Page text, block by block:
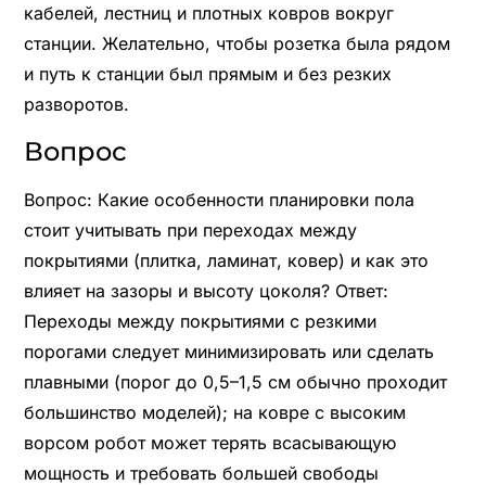
кабелей, лестниц и плотных ковров вокруг
станции. Желательно, чтобы розетка была рядом
и путь к станции был прямым и без резких
разворотов.
Вопрос
Вопрос: Какие особенности планировки пола
стоит учитывать при переходах между
покрытиями (плитка, ламинат, ковер) и как это
влияет на зазоры и высоту цоколя? Ответ:
Переходы между покрытиями с резкими
порогами следует минимизировать или сделать
плавными (порог до 0,5–1,5 см обычно проходит
большинство моделей); на ковре с высоким
ворсом робот может терять всасывающую
мощность и требовать большей свободы